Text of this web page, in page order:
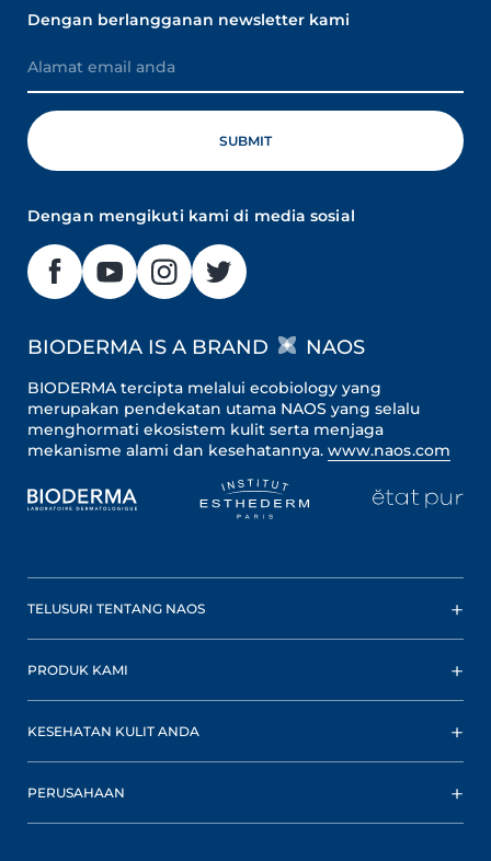
Dengan berlangganan newsletter kami
Dengan mengikuti kami di media sosial
BIODERMA IS A BRAND NAOS
BIODERMA tercipta melalui ecobiology yang
merupakan pendekatan utama NAOS yang selalu
menghormati ekosistem kulit serta menjaga
mekanisme alami dan kesehatannya. www.naos.com
TELUSURI TENTANG NAOS
PRODUK KAMI
KESEHATAN KULIT ANDA
PERUSAHAAN